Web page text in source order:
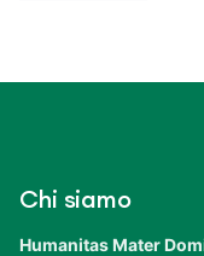
Chi siamo
Humanitas Mater